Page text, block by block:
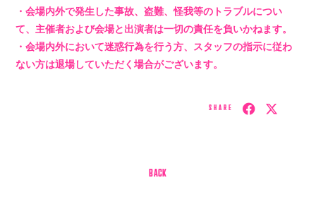
・会場内外で発生した事故、盗難、怪我等のトラブルについ
て、主催者および会場と出演者は一切の責任を負いかねます。
・会場内外において迷惑行為を行う方、スタッフの指示に従わ
ない方は退場していただく場合がございます。
SHARE
BACK